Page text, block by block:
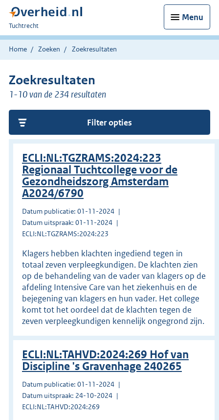
Menu
U
bent
hier:
Tuchtrecht
Home Zoeken Zoekresultaten
Zoekresultaten
1-10 van de 234 resultaten
Filter opties
ECLI:NL:TGZRAMS:2024:223
Regionaal Tuchtcollege voor de
Gezondheidszorg Amsterdam
A2024/6790
Datum publicatie: 01-11-2024
Datum uitspraak: 01-11-2024
ECLI:NL:TGZRAMS:2024:223
Klagers hebben klachten ingediend tegen in
totaal zeven verpleegkundigen. De klachten zien
op de behandeling van de vader van klagers op de
afdeling Intensive Care van het ziekenhuis en de
bejegening van klagers en hun vader. Het college
komt tot het oordeel dat de klachten tegen de
zeven verpleegkundigen kennelijk ongegrond zijn.
ECLI:NL:TAHVD:2024:269 Hof van
Discipline 's Gravenhage 240265
Datum publicatie: 01-11-2024
Datum uitspraak: 24-10-2024
ECLI:NL:TAHVD:2024:269